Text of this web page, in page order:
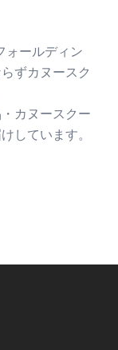
ォールディン
ずカヌースク
カヌースクー
しています。